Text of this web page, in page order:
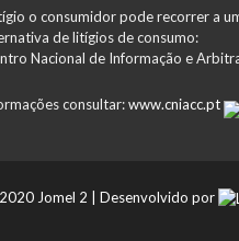
o consumidor pode recorrer a
de litígios de consumo:
Nacional de Informação e
consultar:www.cniacc.pt
Jomel 2 | Desenvolvido por